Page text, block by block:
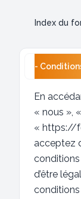
Index du
-
En
« nous »,
« https://
acceptez
conditions
d’être
conditions